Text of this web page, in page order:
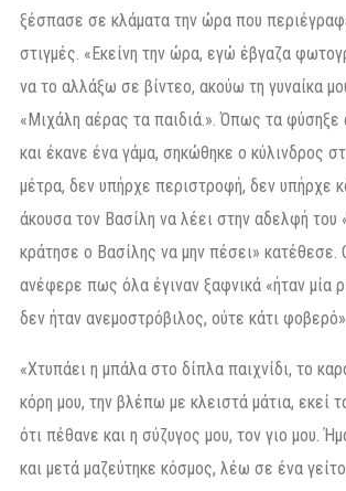
ξέσπασε σε κλάματα την ώρα που
στιγμές. «Εκείνη την ώρα, εγώ έβγαζα
να το αλλάξω σε βίντεο, ακούω τη γυναίκα
«Μιχάλη αέρας τα παιδιά.». Όπως τα
και έκανε ένα γάμα, σηκώθηκε ο κύλινδρος
μέτρα, δεν υπήρχε περιστροφή, δεν υπήρχε
άκουσα τον Βασίλη να λέει στην αδελφή του
κράτησε ο Βασίλης να μην πέσει» κατέθεσε.
ανέφερε πως όλα έγιναν ξαφνικά «ήταν μία
δεν ήταν ανεμοστρόβιλος, ούτε κάτι
«Χτυπάει η μπάλα στο δίπλα παιχνίδι, το
κόρη μου, την βλέπω με κλειστά μάτια, εκεί
ότι πέθανε και η σύζυγος μου, τον γιο μου.
και μετά μαζεύτηκε κόσμος, λέω σε ένα